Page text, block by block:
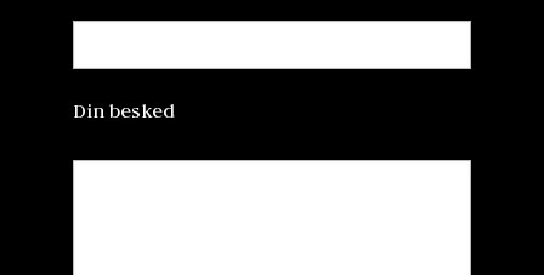
Din besked